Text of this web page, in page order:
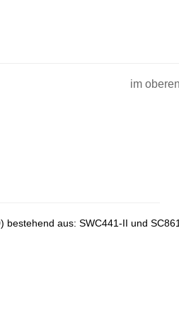
im
bestehend aus: SWC441-II und SC861